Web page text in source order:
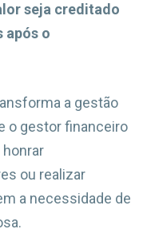
seja creditado
após o
a gestão
o gestor financeiro
ou realizar
a necessidade de